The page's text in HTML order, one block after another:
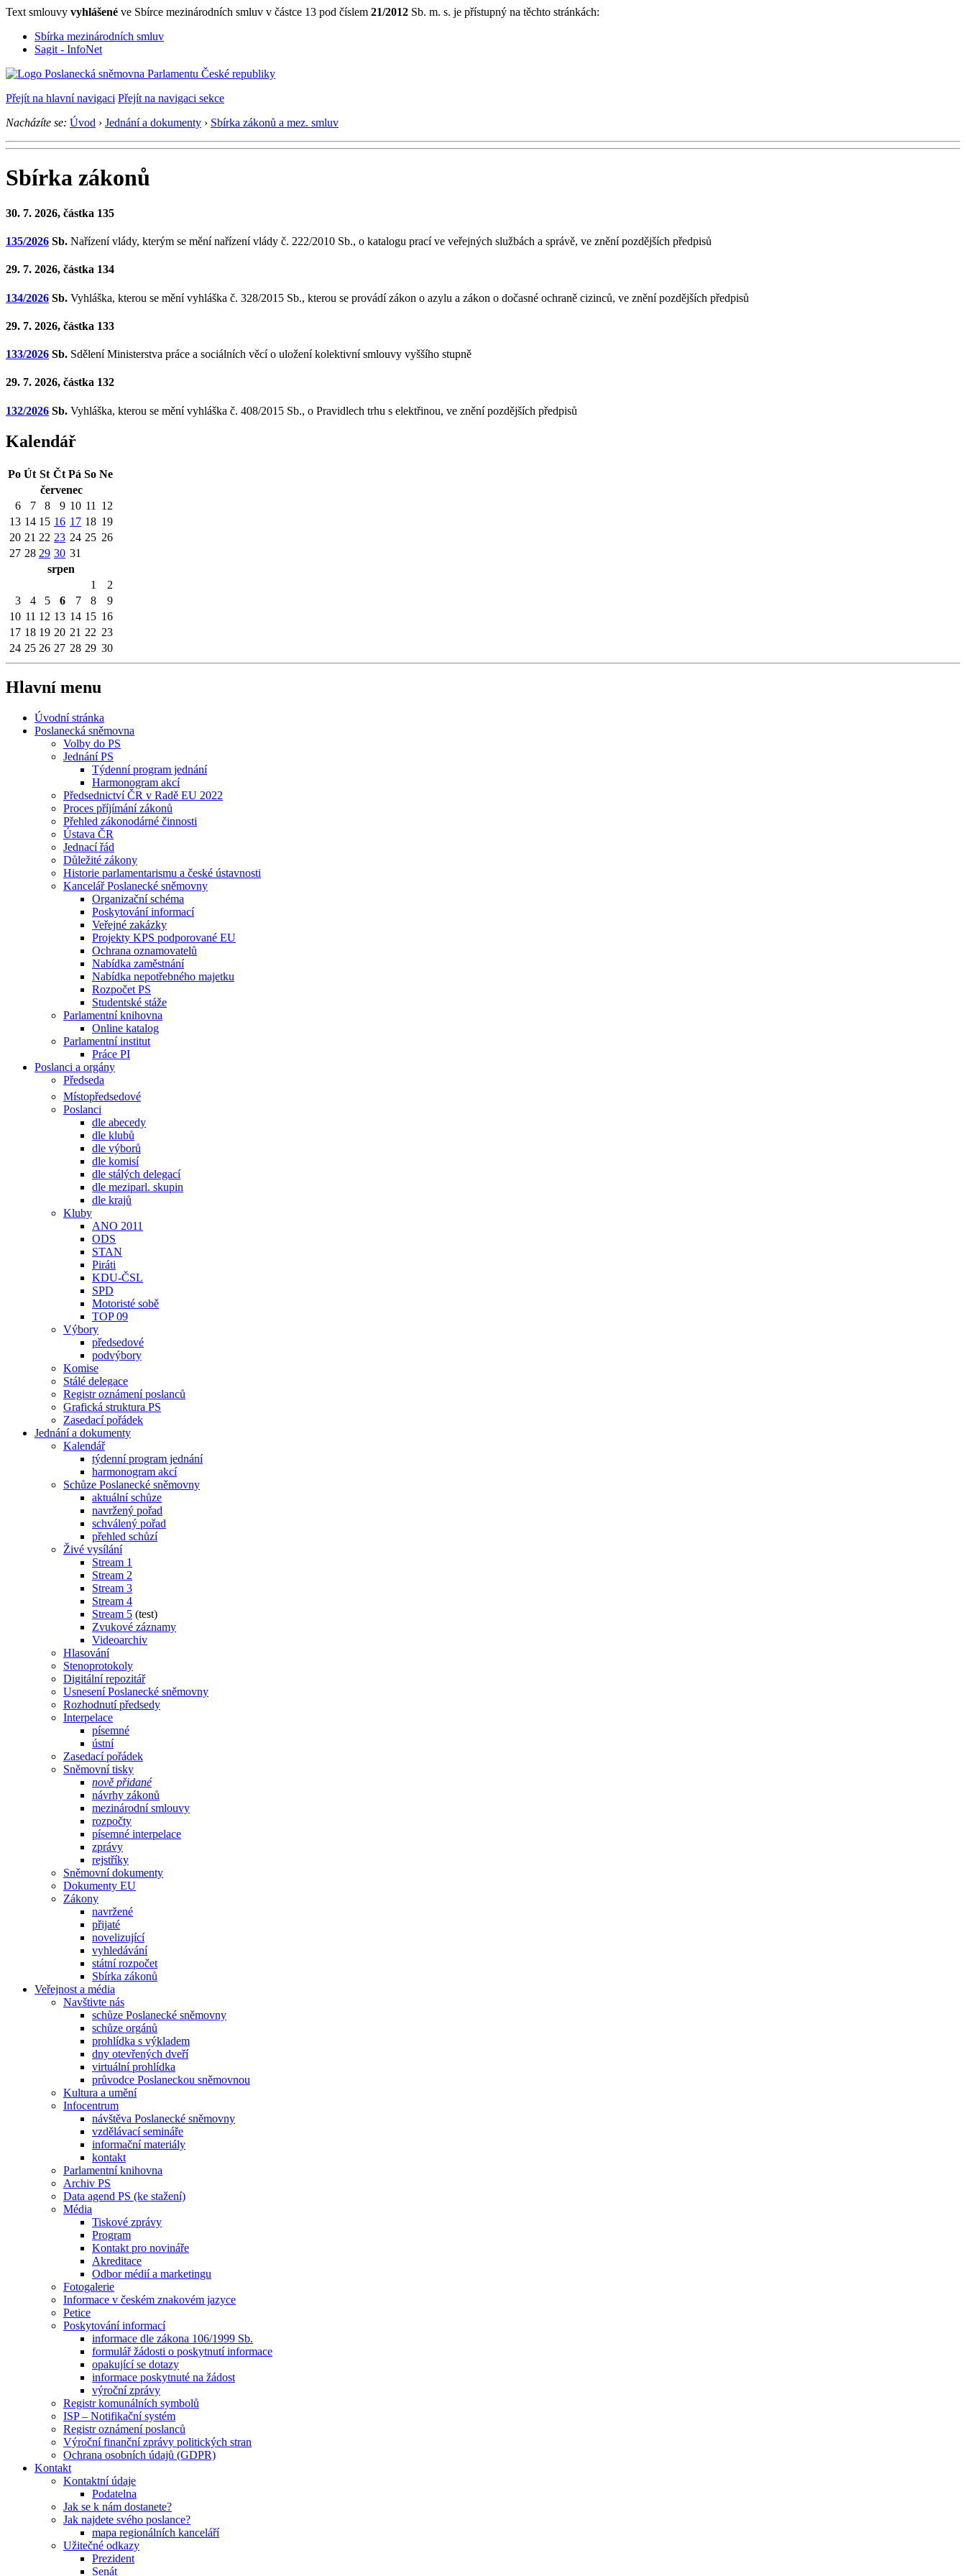
Text smlouvy vyhlášené ve Sbírce mezinárodních smluv v částce 13 pod číslem 21/2012 Sb. m. s. je přístupný na těchto stránkách:
Sbírka mezinárodních smluv
Sagit - InfoNet
Přejít na hlavní navigaci Přejít na navigaci sekce
Nacházíte se: Úvod › Jednání a dokumenty › Sbírka zákonů a mez. smluv
Sbírka zákonů
30. 7. 2026, částka 135
135/2026 Sb. Nařízení vlády, kterým se mění nařízení vlády č. 222/2010 Sb., o katalogu prací ve veřejných službách a správě, ve znění pozdějších předpisů
29. 7. 2026, částka 134
134/2026 Sb. Vyhláška, kterou se mění vyhláška č. 328/2015 Sb., kterou se provádí zákon o azylu a zákon o dočasné ochraně cizinců, ve znění pozdějších předpisů
29. 7. 2026, částka 133
133/2026 Sb. Sdělení Ministerstva práce a sociálních věcí o uložení kolektivní smlouvy vyššího stupně
29. 7. 2026, částka 132
132/2026 Sb. Vyhláška, kterou se mění vyhláška č. 408/2015 Sb., o Pravidlech trhu s elektřinou, ve znění pozdějších předpisů
Kalendář
Po Út St Čt Pá So Ne
červenec
6
7 8 9 10 11
12
13 14 15 16 17 18 19
20 21 22 23 24 25 26
27 28 29 30 31
srpen
1
2
3
4 5 6 7 8
9
10 11 12 13 14 15 16
17 18 19 20 21 22 23
24 25 26 27 28 29 30
Hlavní menu
Úvodní stránka
Poslanecká sněmovna
Volby do PS
Jednání PS
Týdenní program jednání
Harmonogram akcí
Předsednictví ČR v Radě EU 2022
Proces příjímání zákonů
Přehled zákonodárné činnosti
Ústava ČR
Jednací řád
Důležité zákony
Historie parlamentarismu a české ústavnosti
Kancelář Poslanecké sněmovny
Organizační schéma
Poskytování informací
Veřejné zakázky
Projekty KPS podporované EU
Ochrana oznamovatelů
Nabídka zaměstnání
Nabídka nepotřebného majetku
Rozpočet PS
Studentské stáže
Parlamentní knihovna
Online katalog
Parlamentní institut
Práce PI
Poslanci a orgány
Předseda
Místopředsedové
Poslanci
dle abecedy
dle klubů
dle výborů
dle komisí
dle stálých delegací
dle meziparl. skupin
dle krajů
Kluby
ANO 2011
ODS
STAN
Piráti
KDU-ČSL
SPD
Motoristé sobě
TOP 09
Výbory
předsedové
podvýbory
Komise
Stálé delegace
Registr oznámení poslanců
Grafická struktura PS
Zasedací pořádek
Jednání a dokumenty
Kalendář
týdenní program jednání
harmonogram akcí
Schůze Poslanecké sněmovny
aktuální schůze
navržený pořad
schválený pořad
přehled schůzí
Živé vysílání
Stream 1
Stream 2
Stream 3
Stream 4
Stream 5 (test)
Zvukové záznamy
Videoarchiv
Hlasování
Stenoprotokoly
Digitální repozitář
Usnesení Poslanecké sněmovny
Rozhodnutí předsedy
Interpelace
písemné
ústní
Zasedací pořádek
Sněmovní tisky
nově přidané
návrhy zákonů
mezinárodní smlouvy
rozpočty
písemné interpelace
zprávy
rejstříky
Sněmovní dokumenty
Dokumenty EU
Zákony
navržené
přijaté
novelizující
vyhledávání
státní rozpočet
Sbírka zákonů
Veřejnost a média
Navštivte nás
schůze Poslanecké sněmovny
schůze orgánů
prohlídka s výkladem
dny otevřených dveří
virtuální prohlídka
průvodce Poslaneckou sněmovnou
Kultura a umění
Infocentrum
návštěva Poslanecké sněmovny
vzdělávací semináře
informační materiály
kontakt
Parlamentní knihovna
Archiv PS
Data agend PS (ke stažení)
Média
Tiskové zprávy
Program
Kontakt pro novináře
Akreditace
Odbor médií a marketingu
Fotogalerie
Informace v českém znakovém jazyce
Petice
Poskytování informací
informace dle zákona 106/1999 Sb.
formulář žádosti o poskytnutí informace
opakující se dotazy
informace poskytnuté na žádost
výroční zprávy
Registr komunálních symbolů
ISP – Notifikační systém
Registr oznámení poslanců
Výroční finanční zprávy politických stran
Ochrana osobních údajů (GDPR)
Kontakt
Kontaktní údaje
Podatelna
Jak se k nám dostanete?
Jak najdete svého poslance?
mapa regionálních kanceláří
Užitečné odkazy
Prezident
Senát